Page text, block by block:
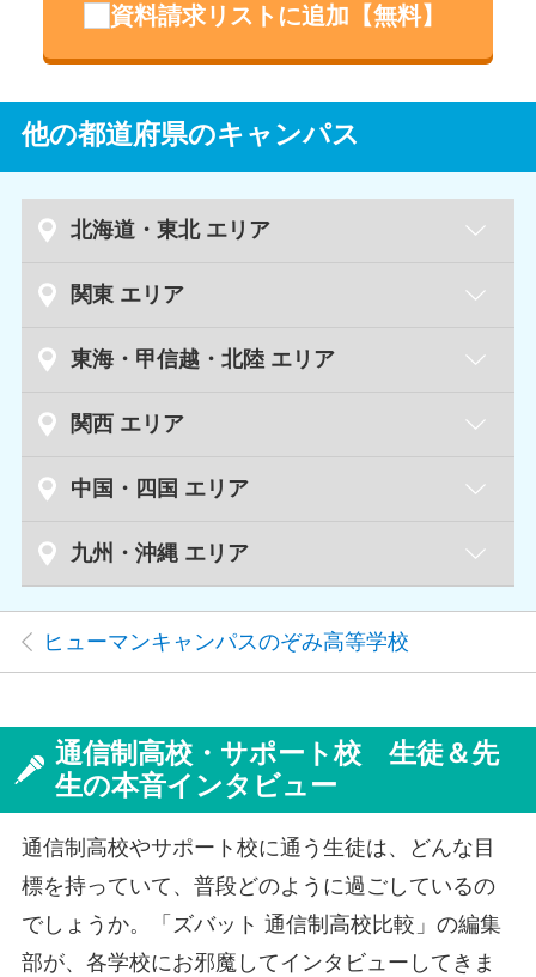
資料請求リストに追加【無料】
他の都道府県のキャンパス
北海道・東北 エリア
北海道
札幌駅前学習センター
旭川学習センター
関東 エリア
群馬県 高崎学習センター
埼玉県
千葉県 茂原本校
東京都
秋葉原東学習センター
高田馬場学習センター
神奈川県
川崎学習センター
東海・甲信越・北陸 エリア
新潟県
魚沼学習センター
新潟学習センター
静岡県 静岡駅前学習センター
愛知県 名古屋駅前学習センター
関西 エリア
京都府 京都四条通学習センター
大阪府 大阪心斎橋学習センター
兵庫県 神戸三宮学習センター
中国・四国 エリア
広島県 広島八丁堀学習センター
九州・沖縄 エリア
福岡県
福岡天神学習センター
ヒューマンキャンパスのぞみ高等学校
通信制高校・サポート校 生徒＆先
生の本音インタビュー
通信制高校やサポート校に通う生徒は、どんな目
標を持っていて、普段どのように過ごしているの
でしょうか。「ズバット 通信制高校比較」の編集
部が、各学校にお邪魔してインタビューしてきま